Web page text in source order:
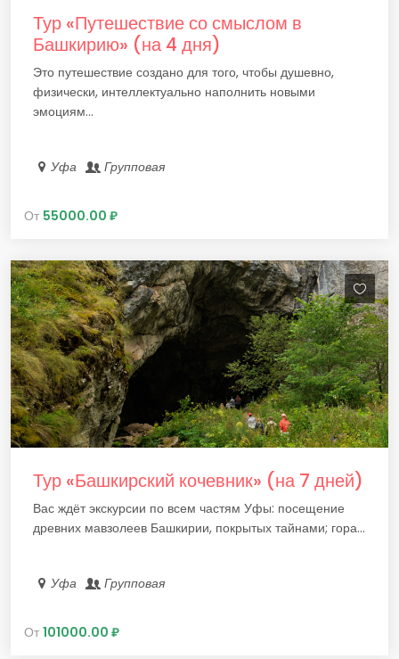
Тур «Путешествие со смыслом в
Башкирию» (на 4 дня)
Это путешествие создано для того, чтобы душевно,
физически, интеллектуально наполнить новыми
эмоциям...
Уфа Групповая
От 55000.00 ₽
Тур «Башкирский кочевник» (на 7 дней)
Вас ждёт экскурсии по всем частям Уфы: посещение
древних мавзолеев Башкирии, покрытых тайнами; гора...
Уфа Групповая
От 101000.00 ₽